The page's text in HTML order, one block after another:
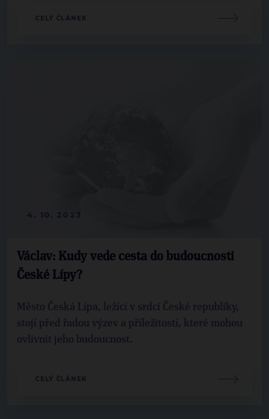
CELÝ ČLÁNEK
Václav: Kudy vede cesta do budoucnosti
České Lípy?
Město Česká Lípa, ležící v srdci České republiky,
stojí před řadou výzev a příležitostí, které mohou
ovlivnit jeho budoucnost.
CELÝ ČLÁNEK